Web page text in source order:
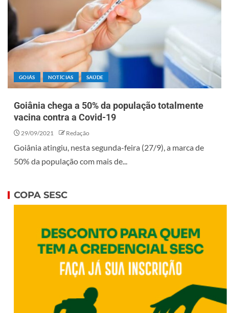
GOIÁS NOTÍCIAS SAÚDE
Goiânia chega a 50% da população totalmente
vacina contra a Covid-19
29/09/2021 Redação
Goiânia atingiu, nesta segunda-feira (27/9), a marca de
50% da população com mais de...
COPA SESC